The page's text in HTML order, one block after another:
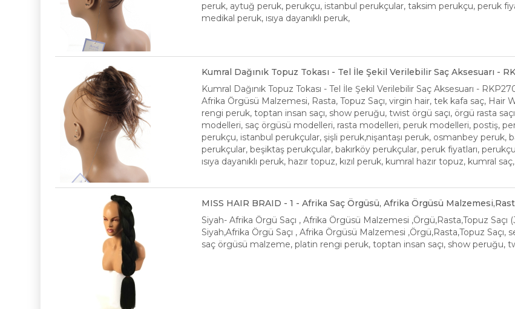
peruk, aytuğ peruk, perukçu, istanbul perukçular, taksim perukçu, peruk
medikal peruk, ısıya dayanıklı peruk,
Kumral Dağınık Topuz Tokası - Tel İle Şekil Verilebilir Saç Aksesuarı -
Kumral Dağınık Topuz Tokası - Tel İle Şekil Verilebilir Saç Aksesuarı -
Afrika Örgüsü Malzemesi, Rasta, Topuz Saçı, virgin hair, tek kafa saç,
rengi peruk, toptan insan saçı, show peruğu, twist örgü saçı, örgü rasta
modelleri, saç örgüsü modelleri, rasta modelleri, peruk modelleri, postiş,
perukçu, istanbul perukçular, şişli peruk,nişantaşı peruk, osmanbey peruk,
perukçular, beşiktaş perukçular, bakırköy perukçular, peruk fiyatları,
ısıya dayanıklı peruk, hazır topuz, kızıl peruk, kumral hazır topuz, kumral
MISS HAIR BRAID - 1 - Afrika Saç Örgüsü, Afrika Örgüsü
Siyah- Afrika Örgü Saçı , Afrika Örgüsü Malzemesi ,Örgü,Rasta,Topuz Saçı
Siyah,Afrika Örgü Saçı , Afrika Örgüsü Malzemesi ,Örgü,Rasta,Topuz
saç örgüsü malzeme, platin rengi peruk, toptan insan saçı, show peruğu,